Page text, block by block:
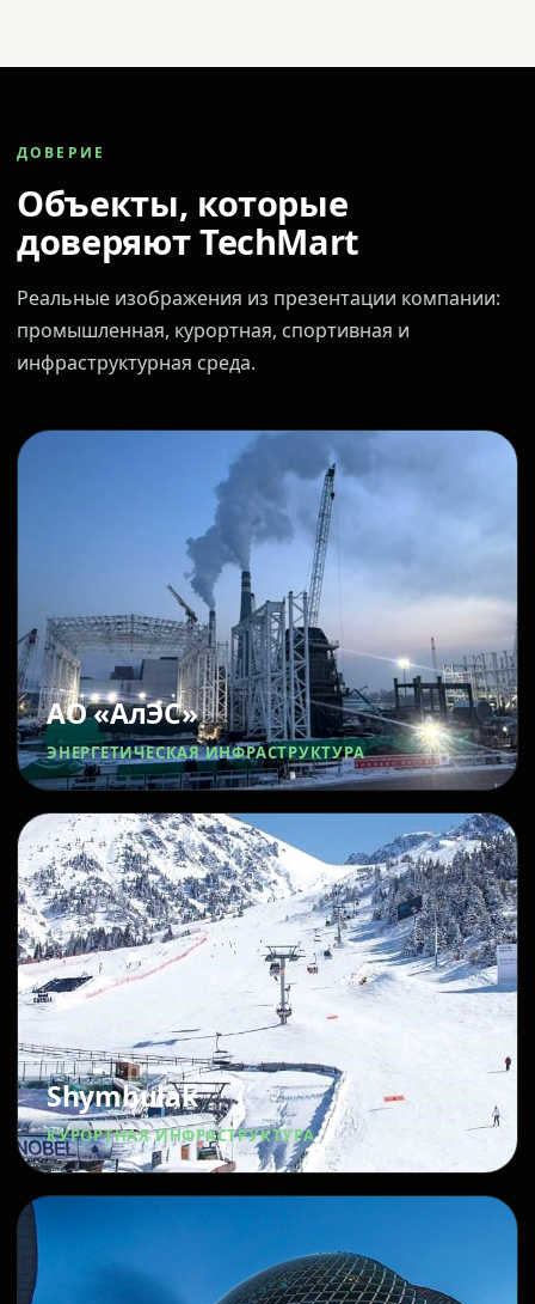
ДОВЕРИЕ
Объекты, которые
доверяют TechMart
Реальные изображения из презентации компании:
промышленная, курортная, спортивная и
инфраструктурная среда.
АО «АлЭС»
ЭНЕРГЕТИЧЕСКАЯ ИНФРАСТРУКТУРА
Shymbulak
КУРОРТНАЯ ИНФРАСТРУКТУРА